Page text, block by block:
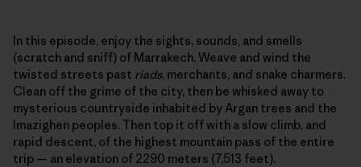
In this episode, enjoy the sights, sounds, and smells
(scratch and sniff) of Marrakech. Weave and wind the
twisted streets past riads, merchants, and snake charmers.
Clean off the grime of the city, then be whisked away to
mysterious countryside inhabited by Argan trees and the
Imazighen peoples. Then top it off with a slow climb, and
rapid descent, of the highest mountain pass of the entire
trip — an elevation of 2290 meters (7,513 feet).